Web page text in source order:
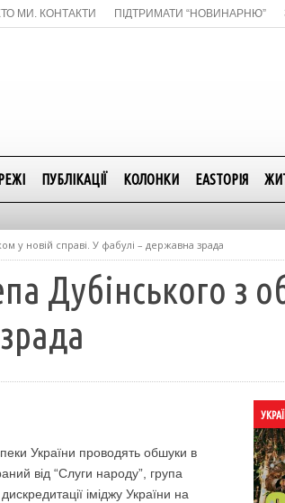
МИ. КОНТАКТИ ПІДТРИМАТИ “НОВИНАРНЮ”
ПУБЛІКАЦІЇ КОЛОНКИ EASTОРІЯ
у новій справі. У фабулі – державна зрада
Дубінського з
України проводять обшуки в
від “Слуги народу”, група
іміджу України на